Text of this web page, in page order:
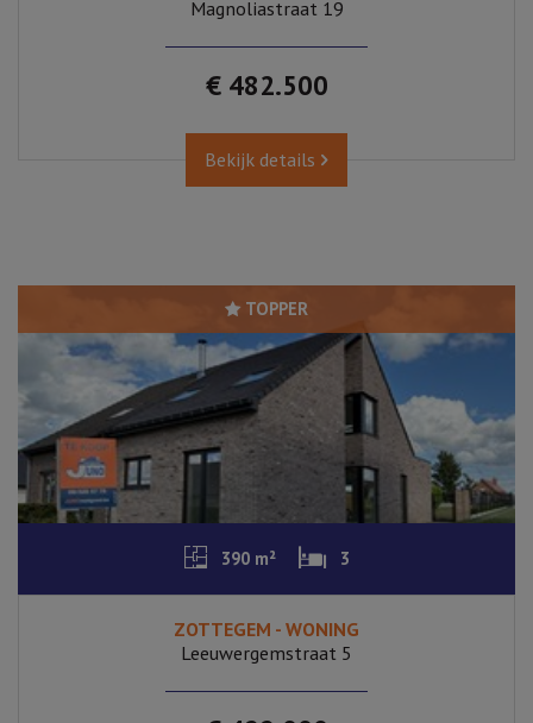
Magnoliastraat 19
€ 482.500
Bekijk details
TOPPER
390 m² 3
ZOTTEGEM - WONING
Leeuwergemstraat 5